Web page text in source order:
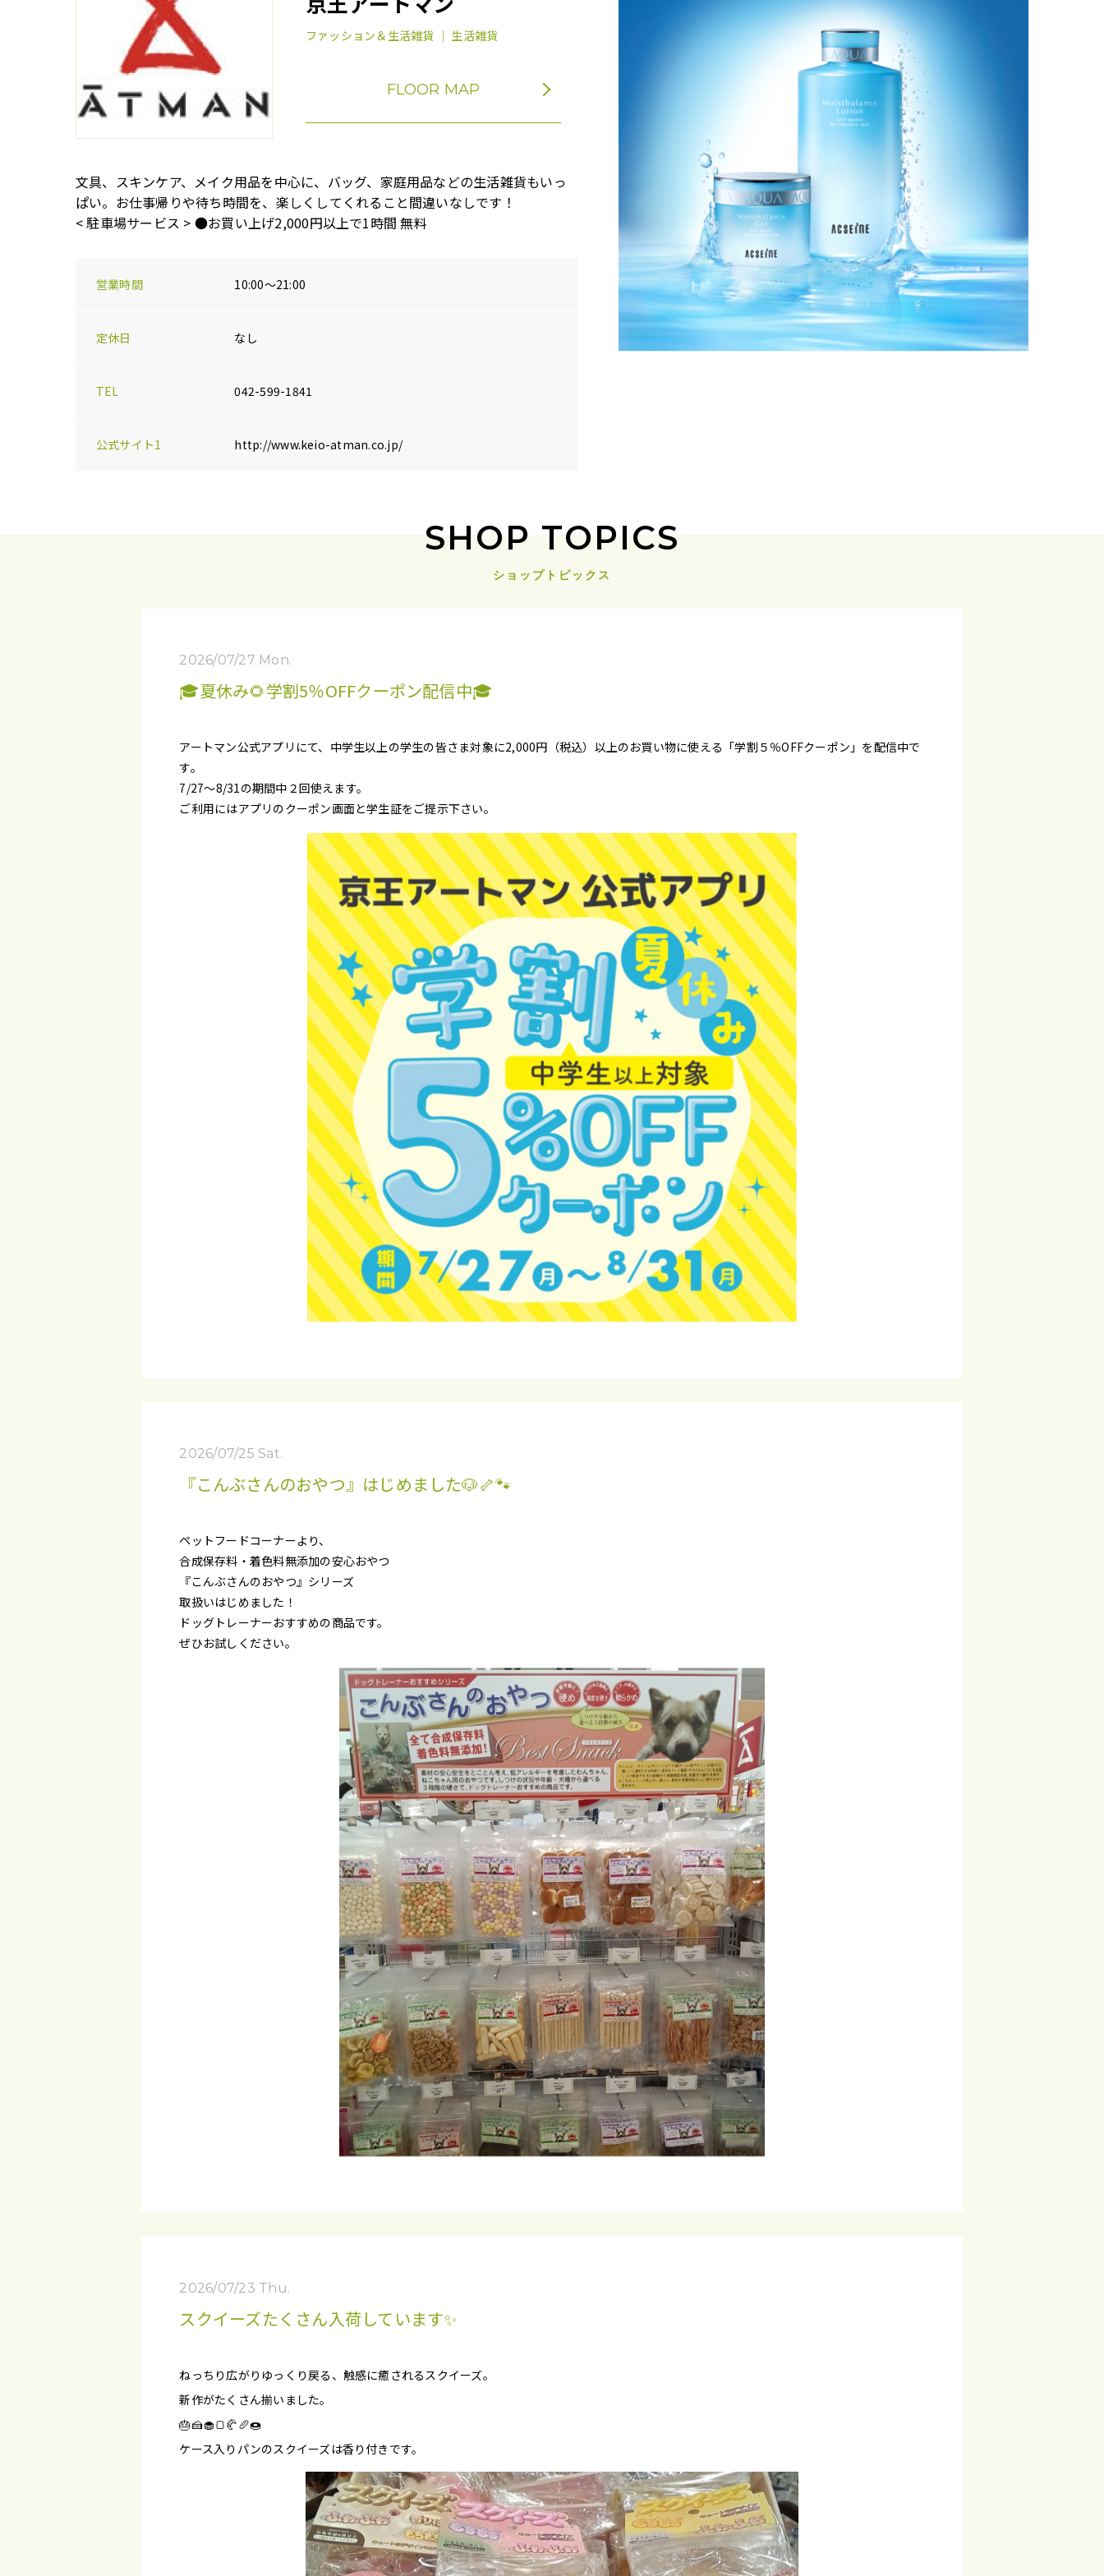
ファッション＆生活雑貨 ｜ 生活雑貨
FLOOR MAP
文具、スキンケア、メイク用品を中心に、バッグ、家庭用品などの生活雑貨もいっ
ぱい。お仕事帰りや待ち時間を、楽しくしてくれること間違いなしです！
< 駐車場サービス > ●お買い上げ2,000円以上で1時間 無料
営業時間 10:00～21:00
定休日 なし
TEL 042-599-1841
公式サイト1 http://www.keio-atman.co.jp/
SHOP TOPICS
ショップトピックス
2026/07/27 Mon.
🎓夏休み🌻学割5％OFFクーポン配信中🎓
アートマン公式アプリにて、中学生以上の学生の皆さま対象に2,000円（税込）以上のお買い物に使える「学割５％OFFクーポン」を配信中で
す。
7/27～8/31の期間中２回使えます。
ご利用にはアプリのクーポン画面と学生証をご提示下さい。
2026/07/25 Sat.
『こんぶさんのおやつ』はじめました🐶🦴🐾
ペットフードコーナーより、
合成保存料・着色料無添加の安心おやつ
『こんぶさんのおやつ』シリーズ
取扱いはじめました！
ドッグトレーナーおすすめの商品です。
ぜひお試しください。
2026/07/23 Thu.
スクイーズたくさん入荷しています✨
ねっちり広がりゆっくり戻る、触感に癒されるスクイーズ。
新作がたくさん揃いました。
🎂🍰🧁🍞🥐🥖🍩
ケース入りパンのスクイーズは香り付きです。